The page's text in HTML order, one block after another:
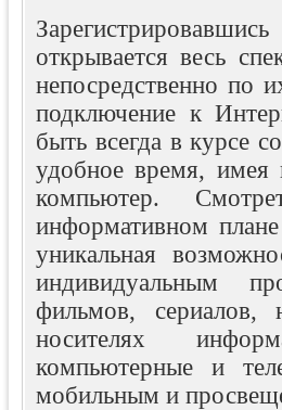
открывается весь
непосредственно по
подключение к
быть всегда в курсе
удобное время, имея
компьютер.
информативном
уникальная
индивидуальным
фильмов, сериалов,
носителях
компьютерные и
мобильным и